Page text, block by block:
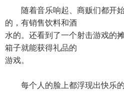
随着音乐响起、商贩们都开始
的，有销售饮料和酒
水的。还看到了一个射击游戏的
箱子就能获得礼品的
游戏。
每个人的脸上都浮现出快乐的